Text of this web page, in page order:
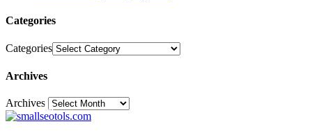
Categories
Categories
Archives
Archives30